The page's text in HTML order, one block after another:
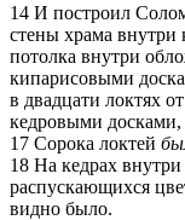
14 И построил
стены храма внутри
потолка внутри
кипарисовыми
в двадцати локтях
кедровыми досками,
17 Сорока локтей
18 На кедрах
распускающихся
видно было.